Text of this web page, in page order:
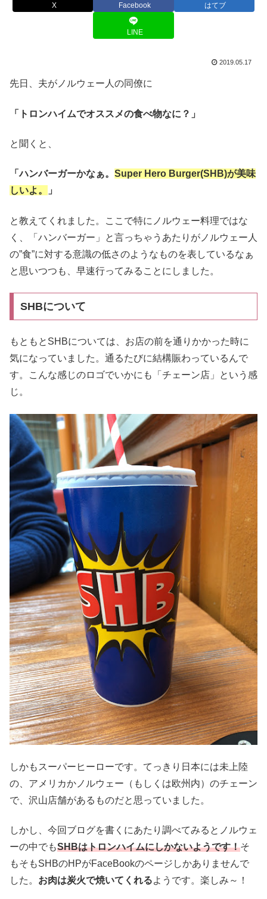
X Facebook はてブ
LINE
2019.05.17
先日、夫がノルウェー人の同僚に
「トロンハイムでオススメの食べ物なに？」
と聞くと、
「ハンバーガーかなぁ。 Super Hero Burger(SHB)が美味
しいよ。
」
と教えてくれました。ここで特にノルウェー料理ではな
く、「ハンバーガー」と言っちゃうあたりがノルウェー人
の”食”に対する意識の低さのようなものを表しているなぁ
と思いつつも、早速行ってみることにしました。
SHBについて
もともとSHBについては、お店の前を通りかかった時に
気になっていました。通るたびに結構賑わっているんで
す。こんな感じのロゴでいかにも「チェーン店」という感
じ。
しかもスーパーヒーローです。てっきり日本には未上陸
の、アメリカかノルウェー（もしくは欧州内）のチェーン
で、沢山店舗があるものだと思っていました。
しかし、今回ブログを書くにあたり調べてみるとノルウェ
ーの中でもSHBはトロンハイムにしかないようです！そ
もそもSHBのHPがFaceBookのページしかありませんで
した。 お肉は炭火で焼いてくれるようです。楽しみ～！